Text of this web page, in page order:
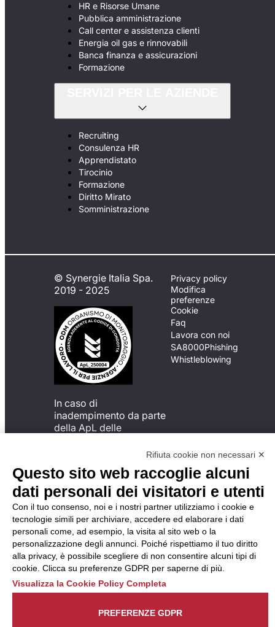
HR e Risorse Umane
Pubblica amministrazione
Call center e assistenza clienti
Energia oil gas e rinnovabili
Banca finanza e assicurazioni
Formazione
Recruiting
Consulenza HR
Apprendistato
Tirocinio
Formazione
Diritto Mirato
Somministrazione
© Synergie Italia Spa.
2019 - 2025
In caso di
inadempimento da parte
della ApL delle
del Codice di Condotta, è
possibile presentare un
reclamo
all’Organismo di
Monitoraggio utilizzando
una delle modalità
descritte al seguente
indirizzo web
https://odm-
agenzielavoro.it/reclami/ .
Privacy policy
Modifica
preferenze
Cookie
Faq
Lavora con noi
SA8000Phishing
Whistleblowing
Rifiuta cookie non necessari ✕
Questo sito web raccoglie alcuni
dati personali dei visitatori e utenti
Con il tuo consenso, noi e i nostri partner utilizziamo i cookie e
tecnologie simili per archiviare, accedere ed elaborare i dati
personali come, ad esempio, la visita al sito web o la
personalizzazione degli annunci. Poiché rispettiamo il tuo diritto
alla privacy, è possibile scegliere di non consentire alcuni tipi di
cookie. Clicca su preferenze GDPR per saperne di più.
Visualizza la Cookie Policy Completa
PREFERENZE GDPR